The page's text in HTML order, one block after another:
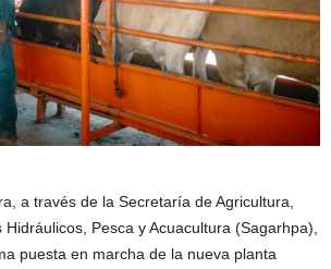
a través de la Secretaría de Agricultura,
Pesca y Acuacultura (Sagarhpa),
puesta en marcha de la nueva planta